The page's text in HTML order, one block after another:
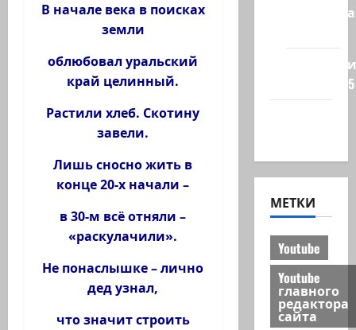
В начале века в поисках
земли
облюбовал уральский
край целинный.
Растили хлеб. Скотину
завели.
Лишь сносно жить в
конце 20-х начали –
в 30-м всё отняли –
«раскулачили».
Не понаслышке – лично
дед узнал,
что значит строить
Полемика
сайта 2025
МЕТКИ
Youtube
Youtube
главного
редактора
сайта